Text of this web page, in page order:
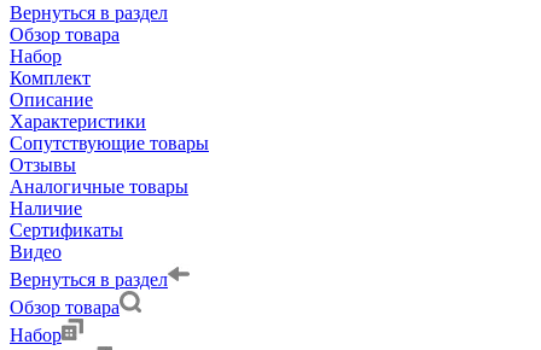
Вернуться в раздел
Обзор товара
Набор
Комплект
Описание
Характеристики
Сопутствующие товары
Отзывы
Аналогичные товары
Наличие
Сертификаты
Видео
Вернуться в раздел
Обзор товара
Набор